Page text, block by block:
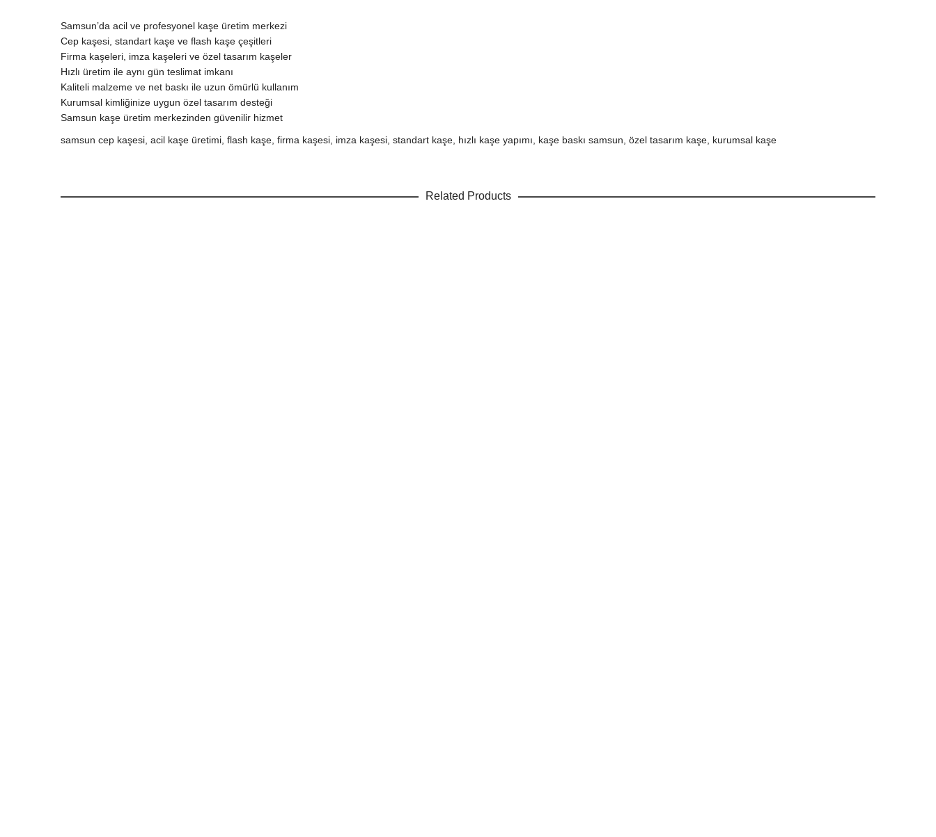
Samsun’da acil ve profesyonel kaşe üretim merkezi
Cep kaşesi, standart kaşe ve flash kaşe çeşitleri
Firma kaşeleri, imza kaşeleri ve özel tasarım kaşeler
Hızlı üretim ile aynı gün teslimat imkanı
Kaliteli malzeme ve net baskı ile uzun ömürlü kullanım
Kurumsal kimliğinize uygun özel tasarım desteği
Samsun kaşe üretim merkezinden güvenilir hizmet
samsun cep kaşesi, acil kaşe üretimi, flash kaşe, firma kaşesi, imza kaşesi, standart kaşe, hızlı kaşe yapımı, kaşe baskı samsun, özel tasarım kaşe, kurumsal kaşe
Related Products